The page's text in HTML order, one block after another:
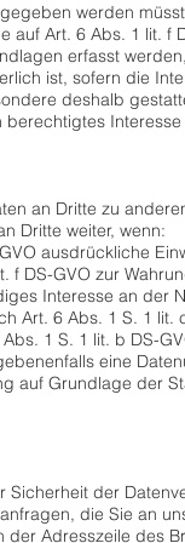
werden
auf Art. 6 Abs. 1 lit.
erfasst
ist, sofern die
deshalb
an Dritte zu
Dritte weiter, wenn:
ausdrückliche
f DS-GVO zur
Interesse an der
Art. 6 Abs. 1 S. 1
1 S. 1 lit. b DS-
eine
auf Grundlage der
Sicherheit der
die Sie an
Adresszeile des